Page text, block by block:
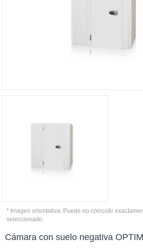
* Imagen orientativa. Puede no coincidir
seleccionado.
Cámara con suelo negativa